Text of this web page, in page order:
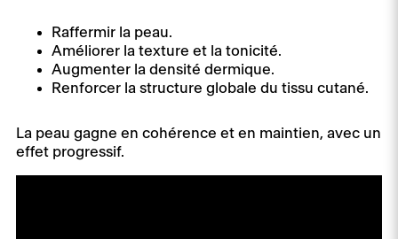
Raffermir la peau.
Améliorer la texture et la tonicité.
Augmenter la densité dermique.
Renforcer la structure globale du tissu cutané.
La peau gagne en cohérence et en maintien, avec un
effet progressif.